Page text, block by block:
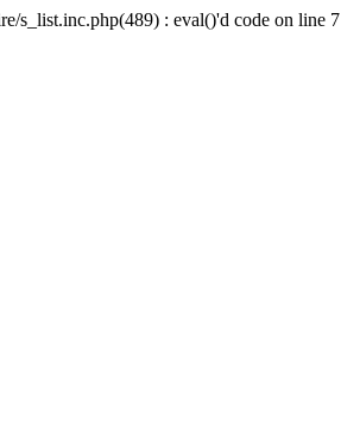
s_list.inc.php(489) : eval()'d code on line 7